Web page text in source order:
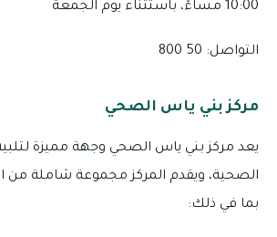
10:00 مساءً، باستثناء يوم الجمعة
التواصل: 50 800
مركز بني ياس الصحي
يعد مركز بني ياس الصحي وجهة مميزة
الصحية، ويقدم المركز مجموعة شاملة من
بما في ذلك: